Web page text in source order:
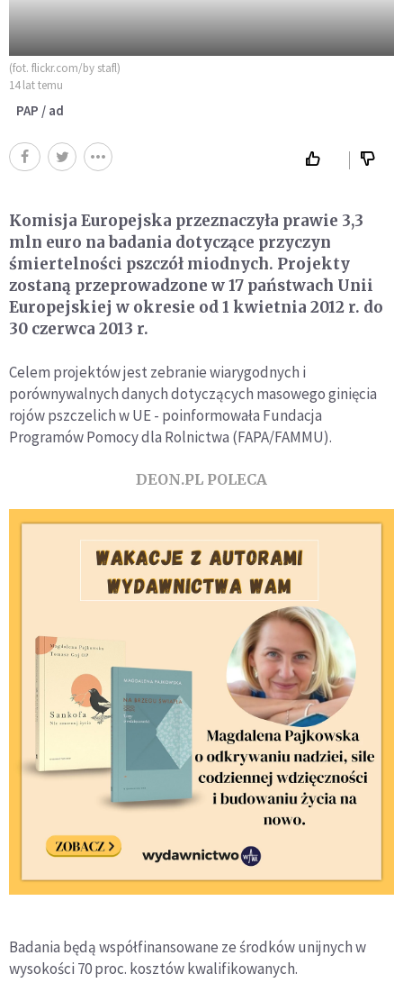
(fot. flickr.com/by stafl)
14 lat temu
PAP / ad
Komisja Europejska przeznaczyła prawie 3,3
mln euro na badania dotyczące przyczyn
śmiertelności pszczół miodnych. Projekty
zostaną przeprowadzone w 17 państwach Unii
Europejskiej w okresie od 1 kwietnia 2012 r. do
30 czerwca 2013 r.
Celem projektów jest zebranie wiarygodnych i
porównywalnych danych dotyczących masowego ginięcia
rojów pszczelich w UE - poinformowała Fundacja
Programów Pomocy dla Rolnictwa (FAPA/FAMMU).
DEON.PL POLECA
Badania będą współfinansowane ze środków unijnych w
wysokości 70 proc. kosztów kwalifikowanych.